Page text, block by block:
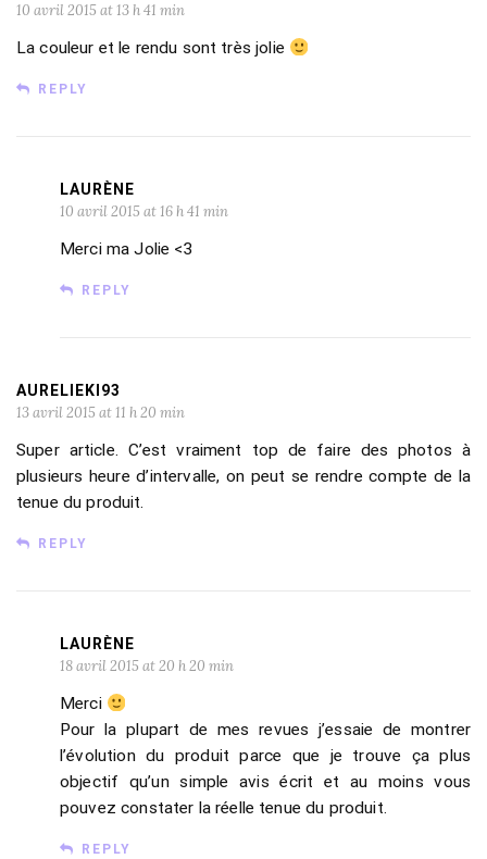
10 avril 2015 at 13 h 41 min
La couleur et le rendu sont très jolie
REPLY
LAURÈNE
10 avril 2015 at 16 h 41 min
Merci ma Jolie <3
REPLY
AURELIEKI93
13 avril 2015 at 11 h 20 min
Super article. C’est vraiment top de faire des photos à
plusieurs heure d’intervalle, on peut se rendre compte de la
tenue du produit.
REPLY
LAURÈNE
18 avril 2015 at 20 h 20 min
Merci
Pour la plupart de mes revues j’essaie de montrer
l’évolution du produit parce que je trouve ça plus
objectif qu’un simple avis écrit et au moins vous
pouvez constater la réelle tenue du produit.
REPLY